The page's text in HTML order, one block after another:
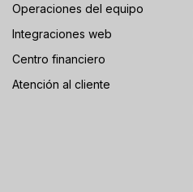
Operaciones del equipo
Integraciones web
Centro financiero
Atención al cliente